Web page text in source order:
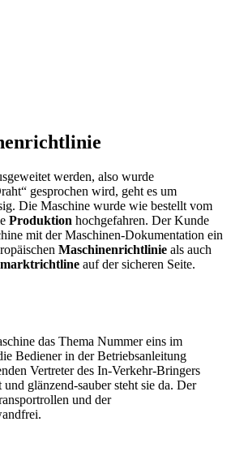
werden, also wurde
gesprochen wird, geht es um
Die Maschine wurde wie bestellt vom
Produktionhochgefahren. Der Kunde
mit der Maschinen-Dokumentation ein
Maschinenrichtlinie als auch
auf der sicheren Seite.
das Thema Nummer eins im
Bediener in der Betriebsanleitung
Vertreter des In-Verkehr-Bringers
glänzend-sauber steht sie da. Der
und der